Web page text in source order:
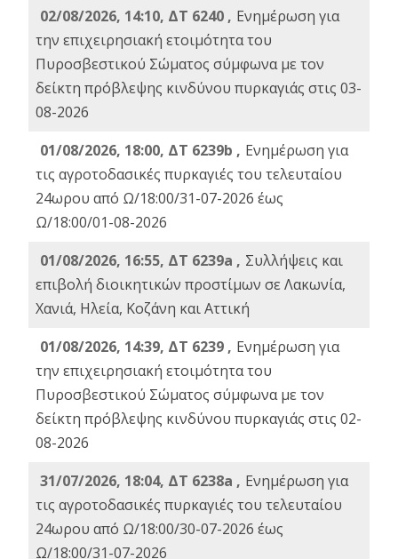
02/08/2026, 14:10, ΔΤ 6240 , Ενημέρωση για
την επιχειρησιακή ετοιμότητα του
Πυροσβεστικού Σώματος σύμφωνα με τον
δείκτη πρόβλεψης κινδύνου πυρκαγιάς στις 03-
08-2026
01/08/2026, 18:00, ΔΤ 6239b , Ενημέρωση για
τις αγροτοδασικές πυρκαγιές του τελευταίου
24ωρου από Ω/18:00/31-07-2026 έως
Ω/18:00/01-08-2026
01/08/2026, 16:55, ΔΤ 6239a , Συλλήψεις και
επιβολή διοικητικών προστίμων σε Λακωνία,
Χανιά, Ηλεία, Κοζάνη και Αττική
01/08/2026, 14:39, ΔΤ 6239 , Ενημέρωση για
την επιχειρησιακή ετοιμότητα του
Πυροσβεστικού Σώματος σύμφωνα με τον
δείκτη πρόβλεψης κινδύνου πυρκαγιάς στις 02-
08-2026
31/07/2026, 18:04, ΔΤ 6238a , Ενημέρωση για
τις αγροτοδασικές πυρκαγιές του τελευταίου
24ωρου από Ω/18:00/30-07-2026 έως
Ω/18:00/31-07-2026